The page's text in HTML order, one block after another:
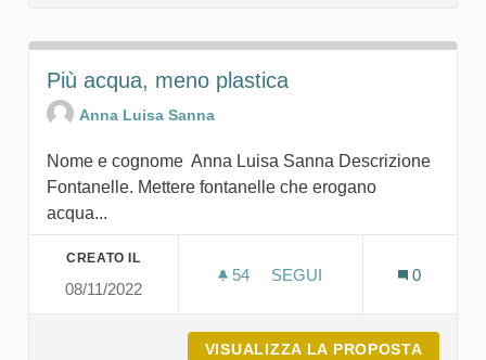
Più acqua, meno plastica
Anna Luisa Sanna
Nome e cognome Anna Luisa Sanna Descrizione
Fontanelle. Mettere fontanelle che erogano
acqua...
CREATO IL
08/11/2022
54 54 SOSTENITORI
SEGUI
0
VISUALIZZA LA PROPOSTA